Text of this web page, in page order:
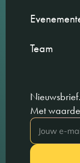
Team
Nieuwsbrief.
Met